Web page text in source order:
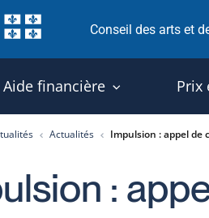
Conseil des arts et
Aide financière Prix
Actualités Impulsion : appel
: